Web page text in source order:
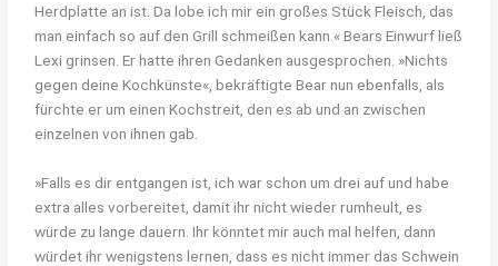
Herdplatte an ist. Da lobe ich mir ein großes Stück Fleisch, das
man einfach so auf den Grill schmeißen kann.« Bears Einwurf ließ
Lexi grinsen. Er hatte ihren Gedanken ausgesprochen. »Nichts
gegen deine Kochkünste«, bekräftigte Bear nun ebenfalls, als
fürchte er um einen Kochstreit, den es ab und an zwischen
einzelnen von ihnen gab.
»Falls es dir entgangen ist, ich war schon um drei auf und habe
extra alles vorbereitet, damit ihr nicht wieder rumheult, es
würde zu lange dauern. Ihr könntet mir auch mal helfen, dann
würdet ihr wenigstens lernen, dass es nicht immer das Schwein